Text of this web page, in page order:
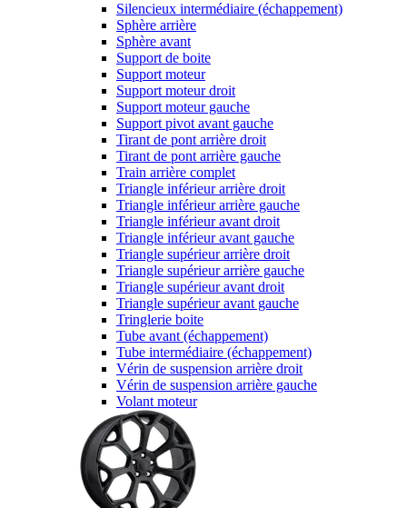
Silencieux intermédiaire (échappement)
Sphère arrière
Sphère avant
Support de boite
Support moteur
Support moteur droit
Support moteur gauche
Support pivot avant gauche
Tirant de pont arrière droit
Tirant de pont arrière gauche
Train arrière complet
Triangle inférieur arrière droit
Triangle inférieur arrière gauche
Triangle inférieur avant droit
Triangle inférieur avant gauche
Triangle supérieur arrière droit
Triangle supérieur arrière gauche
Triangle supérieur avant droit
Triangle supérieur avant gauche
Tringlerie boite
Tube avant (échappement)
Tube intermédiaire (échappement)
Vérin de suspension arrière droit
Vérin de suspension arrière gauche
Volant moteur